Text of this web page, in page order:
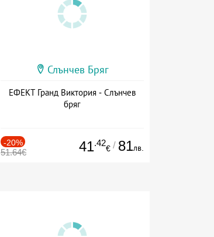
Слънчев Бряг
ЕФЕКТ Гранд Виктория - Слънчев
бряг
-20%
51.64€ 41.42
€ / 81лв.